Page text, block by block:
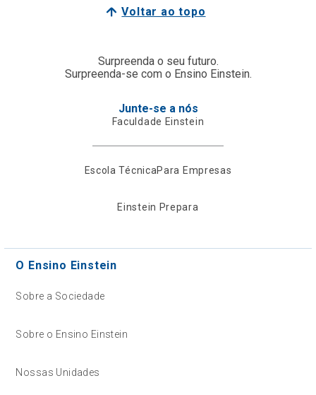
Voltar ao topo
Surpreenda o seu futuro.
Surpreenda-se com o Ensino Einstein.
Junte-se a nós
Faculdade Einstein
Escola TécnicaPara Empresas
Einstein Prepara
O Ensino Einstein
Sobre a Sociedade
Sobre o Ensino Einstein
Nossas Unidades